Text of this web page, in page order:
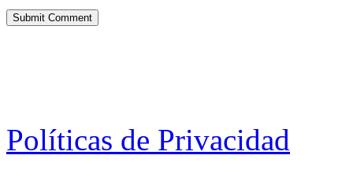
Políticas de Privacidad